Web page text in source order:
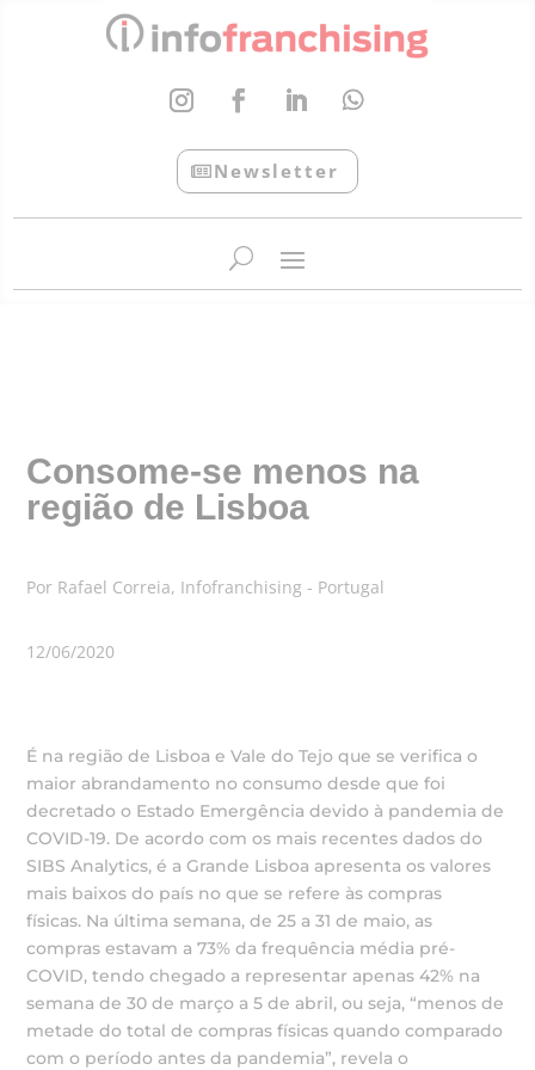
Newsletter
Consome-se menos na
região de Lisboa
Por Rafael Correia, Infofranchising - Portugal
12/06/2020
É na região de Lisboa e Vale do Tejo que se verifica o
maior abrandamento no consumo desde que foi
decretado o Estado Emergência devido à pandemia de
COVID-19. De acordo com os mais recentes dados do
SIBS Analytics, é a Grande Lisboa apresenta os valores
mais baixos do país no que se refere às compras
físicas. Na última semana, de 25 a 31 de maio, as
compras estavam a 73% da frequência média pré-
COVID, tendo chegado a representar apenas 42% na
semana de 30 de março a 5 de abril, ou seja, “menos de
metade do total de compras físicas quando comparado
com o período antes da pandemia”, revela o